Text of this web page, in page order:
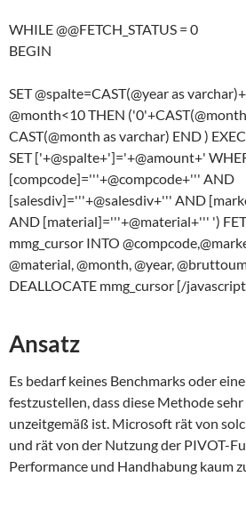
WHILE @@FETCH_STATUS = 0
BEGIN
SET @spalte=CAST(@year as
@month<10 THEN
CAST(@month as varchar) END )
SET ['+@spalte+']='+@amount+'
[compcode]='''+@compcode+''' AND
[salesdiv]='''+@salesdiv+''' AND
AND [material]='''+@material+''' ')
mmg_cursor INTO
@material, @month, @year,
DEALLOCATE mmg_cursor [/
Ansatz
Es bedarf keines Benchmarks oder
festzustellen, dass diese Methode
unzeitgemäß ist. Microsoft rät von
und rät von der Nutzung der PIVOT-
Performance und Handhabung kaum